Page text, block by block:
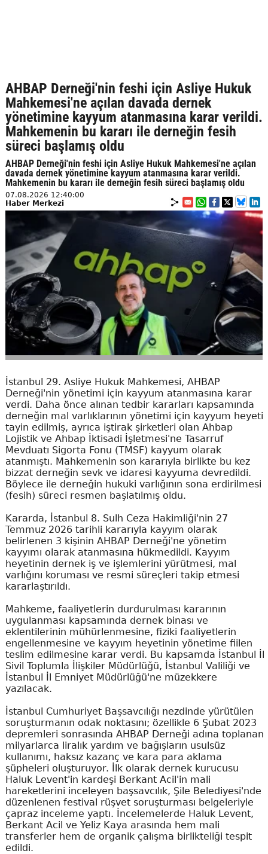
AHBAP Derneği'nin feshi için Asliye Hukuk
Mahkemesi'ne açılan davada dernek
yönetimine kayyum atanmasına karar verildi.
Mahkemenin bu kararı ile derneğin fesih
süreci başlamış oldu
AHBAP Derneği'nin feshi için Asliye Hukuk Mahkemesi'ne açılan
davada dernek yönetimine kayyum atanmasına karar verildi.
Mahkemenin bu kararı ile derneğin fesih süreci başlamış oldu
07.08.2026 12:40:00
Haber Merkezi
İstanbul 29. Asliye Hukuk Mahkemesi, AHBAP
Derneği'nin yönetimi için kayyum atanmasına karar
verdi. Daha önce alınan tedbir kararları kapsamında
derneğin mal varlıklarının yönetimi için kayyum heyeti
tayin edilmiş, ayrıca iştirak şirketleri olan Ahbap
Lojistik ve Ahbap İktisadi İşletmesi'ne Tasarruf
Mevduatı Sigorta Fonu (TMSF) kayyum olarak
atanmıştı. Mahkemenin son kararıyla birlikte bu kez
bizzat derneğin sevk ve idaresi kayyuma devredildi.
Böylece ile derneğin hukuki varlığının sona erdirilmesi
(fesih) süreci resmen başlatılmış oldu.
Kararda, İstanbul 8. Sulh Ceza Hakimliği'nin 27
Temmuz 2026 tarihli kararıyla kayyım olarak
belirlenen 3 kişinin AHBAP Derneği'ne yönetim
kayyımı olarak atanmasına hükmedildi. Kayyım
heyetinin dernek iş ve işlemlerini yürütmesi, mal
varlığını koruması ve resmi süreçleri takip etmesi
kararlaştırıldı.
Mahkeme, faaliyetlerin durdurulması kararının
uygulanması kapsamında dernek binası ve
eklentilerinin mühürlenmesine, fiziki faaliyetlerin
engellenmesine ve kayyım heyetinin yönetime fiilen
teslim edilmesine karar verdi. Bu kapsamda İstanbul İl
Sivil Toplumla İlişkiler Müdürlüğü, İstanbul Valiliği ve
İstanbul İl Emniyet Müdürlüğü'ne müzekkere
yazılacak.
İstanbul Cumhuriyet Başsavcılığı nezdinde yürütülen
soruşturmanın odak noktasını; özellikle 6 Şubat 2023
depremleri sonrasında AHBAP Derneği adına toplanan
milyarlarca liralık yardım ve bağışların usulsüz
kullanımı, haksız kazanç ve kara para aklama
şüpheleri oluşturuyor. İlk olarak dernek kurucusu
Haluk Levent'in kardeşi Berkant Acil'in mali
hareketlerini inceleyen başsavcılık, Şile Belediyesi'nde
düzenlenen festival rüşvet soruşturması belgeleriyle
çapraz inceleme yaptı. İncelemelerde Haluk Levent,
Berkant Acil ve Yeliz Kaya arasında hem mali
transferler hem de organik çalışma birlikteliği tespit
edildi.